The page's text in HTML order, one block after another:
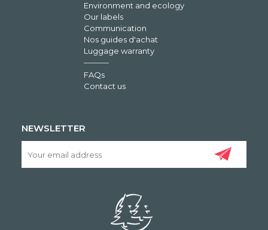
Environment and ecology
Our labels
Communication
Nos guides d'achat
Luggage warranty
FAQs
Contact us
NEWSLETTER